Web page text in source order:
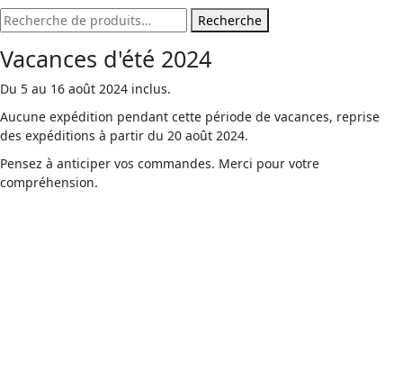
Recherche
Vacances d'été 2024
Du 5 au 16 août 2024 inclus.
Aucune expédition pendant cette période de vacances, reprise
des expéditions à partir du 20 août 2024.
Pensez à anticiper vos commandes. Merci pour votre
compréhension.